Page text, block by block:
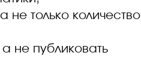
не только количество
не публиковать